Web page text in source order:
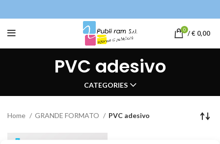
0 /€ 0,00
PVC adesivo
CATEGORIES
Home GRANDE FORMATO PVC adesivo